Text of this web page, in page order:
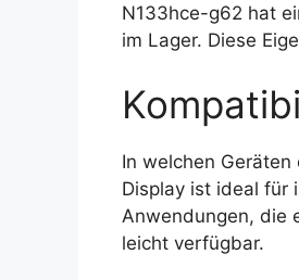
N133hce-g62 hat
im Lager. Diese
In welchen
Display ist ideal für
Anwendungen, die
leicht verfügbar.